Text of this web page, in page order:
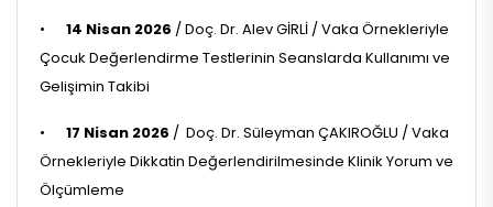
• 14 Nisan 2026 / Doç. Dr. Alev GİRLİ / Vaka Örnekleriyle
Çocuk Değerlendirme Testlerinin Seanslarda Kullanımı ve
Gelişimin Takibi
• 17 Nisan 2026 / Doç. Dr. Süleyman ÇAKIROĞLU / Vaka
Örnekleriyle Dikkatin Değerlendirilmesinde Klinik Yorum ve
Ölçümleme